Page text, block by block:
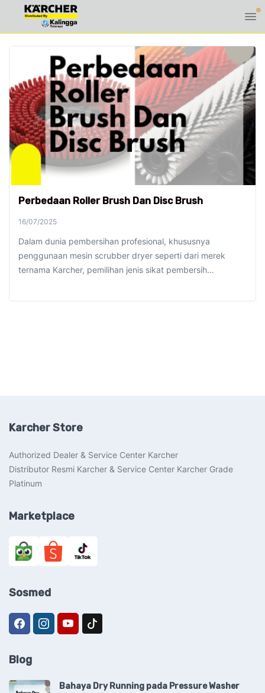
Perbedaan Roller Brush Dan Disc Brush
16/07/2025
Dalam dunia pembersihan profesional, khususnya
penggunaan mesin scrubber dryer seperti dari merek
ternama Karcher, pemilihan jenis sikat pembersih…
Karcher Store
Authorized Dealer & Service Center Karcher
Distributor Resmi Karcher & Service Center Karcher Grade
Platinum
Marketplace
Sosmed
Blog
Bahaya Dry Running pada Pressure Washer